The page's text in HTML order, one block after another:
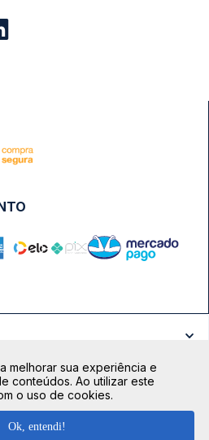
melhorar sua experiência e
conteúdos. Ao utilizar este
o uso de cookies.
Ok, entendi!